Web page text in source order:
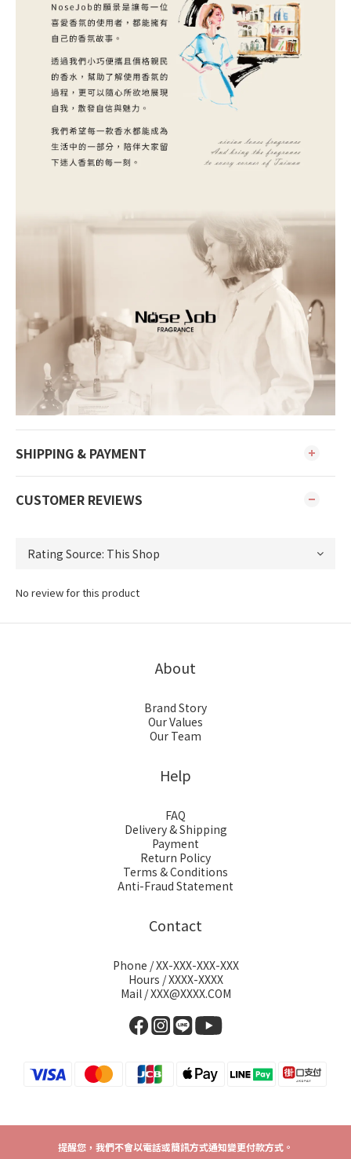
SHIPPING & PAYMENT
CUSTOMER REVIEWS
No review for this product
About
Brand Story
Our Values
Our Team
Help
FAQ
Delivery & Shipping
Payment
Return Policy
Terms & Conditions
Anti-Fraud Statement
Contact
Phone / XX-XXX-XXX-XXX
Hours / XXXX-XXXX
Mail / XXX@XXXX.COM
提醒您，我們不會以電話或簡訊方式通知變更付款方式。